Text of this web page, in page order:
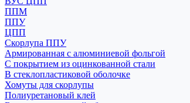
ППМ
ППУ
ЦПП
Скорлупа ППУ
Армированная с алюминиевой фольгой
С покрытием из оцинкованной стали
В стеклопластиковой оболочке
Хомуты для скорлупы
Полиуретановый клей